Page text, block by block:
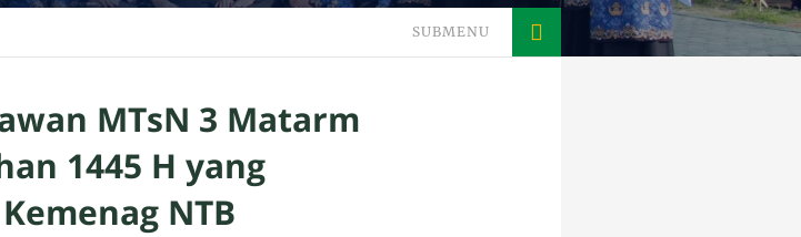
SUBMENU
MTsN 3 Matarm
1445 H yang
NTB